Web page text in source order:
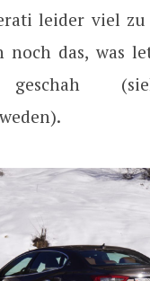
leider viel zu
noch das, was
geschah